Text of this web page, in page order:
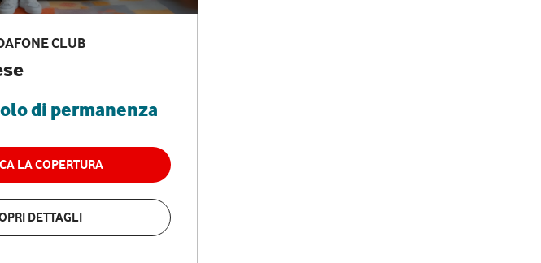
CLUB
di permanenza
LA COPERTURA
DETTAGLI